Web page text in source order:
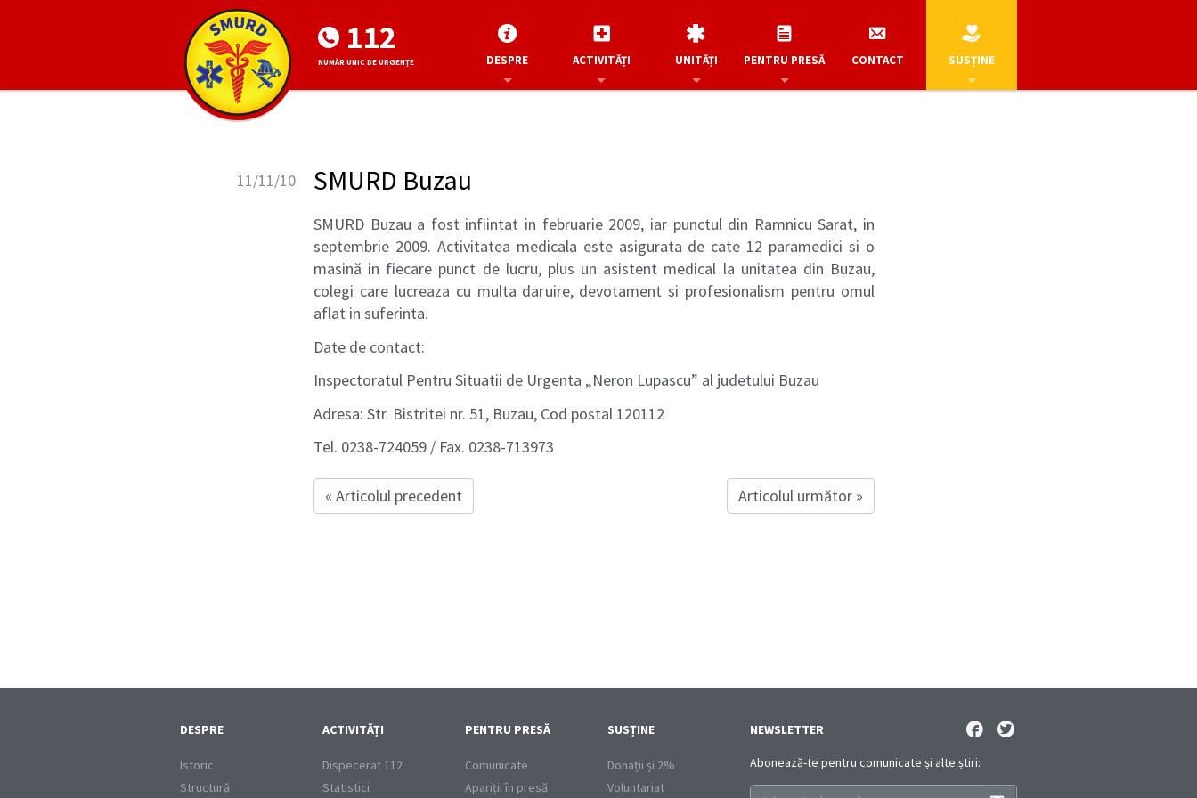
112
NUMĂR UNIC DE URGENȚE DESPRE ACTIVITĂȚI UNITĂȚI PENTRU PRESĂ CONTACT SUSȚINE
11/11/10 SMURD Buzau
SMURD Buzau a fost infiintat in februarie 2009, iar punctul din Ramnicu Sarat, in
septembrie 2009. Activitatea medicala este asigurata de cate 12 paramedici si o
masină in fiecare punct de lucru, plus un asistent medical la unitatea din Buzau,
colegi care lucreaza cu multa daruire, devotament si profesionalism pentru omul
aflat in suferinta.
Date de contact:
Inspectoratul Pentru Situatii de Urgenta „Neron Lupascu” al judetului Buzau
Adresa: Str. Bistritei nr. 51, Buzau, Cod postal 120112
Tel. 0238-724059 / Fax. 0238-713973
« Articolul precedent Articolul următor »
DESPRE
Istoric
Structură
ACTIVITĂȚI
Dispecerat 112
Statistici
PENTRU PRESĂ
Comunicate
Apariții în presă
SUSȚINE
Donații și 2%
Voluntariat
NEWSLETTER
Abonează-te pentru comunicate și alte știri: